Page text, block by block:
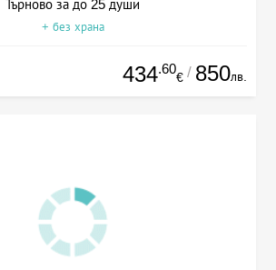
Търново за до 25 души
+ без храна
434.60
€ / 850лв.